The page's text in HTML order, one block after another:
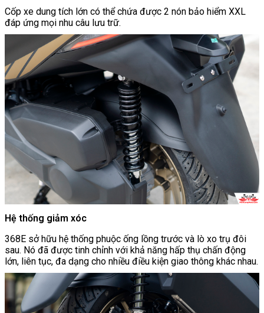
Cốp xe dung tích lớn có thể chứa được 2 nón bảo hiểm XXL
đáp ứng mọi nhu câu lưu trữ.
Hệ thống giảm xóc
368E sở hữu hệ thống phuộc ống lồng trước và lò xo trụ đôi
sau. Nó đã được tinh chỉnh với khả năng hấp thụ chấn động
lớn, liên tục, đa dạng cho nhiều điều kiện giao thông khác nhau.